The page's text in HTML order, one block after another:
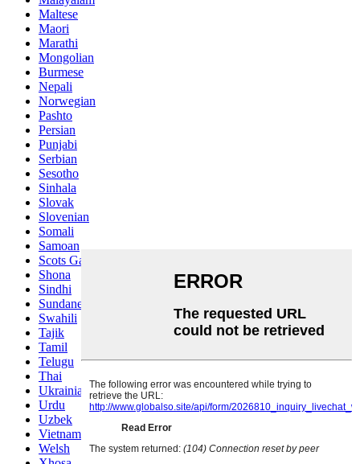
Maltese
Maori
Marathi
Mongolian
Burmese
Nepali
Norwegian
Pashto
Persian
Punjabi
Serbian
Sesotho
Sinhala
Slovak
Slovenian
Somali
Samoan
Scots Gaelic
Shona
Sindhi
Sundanese
Swahili
Tajik
Tamil
Telugu
Thai
Ukrainian
Urdu
Uzbek
Vietnamese
Welsh